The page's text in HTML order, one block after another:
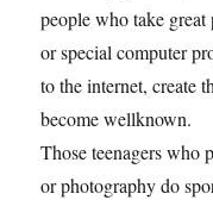
people who take
or special computer
to the internet, create
become wellknown.
Those teenagers who
or photography do